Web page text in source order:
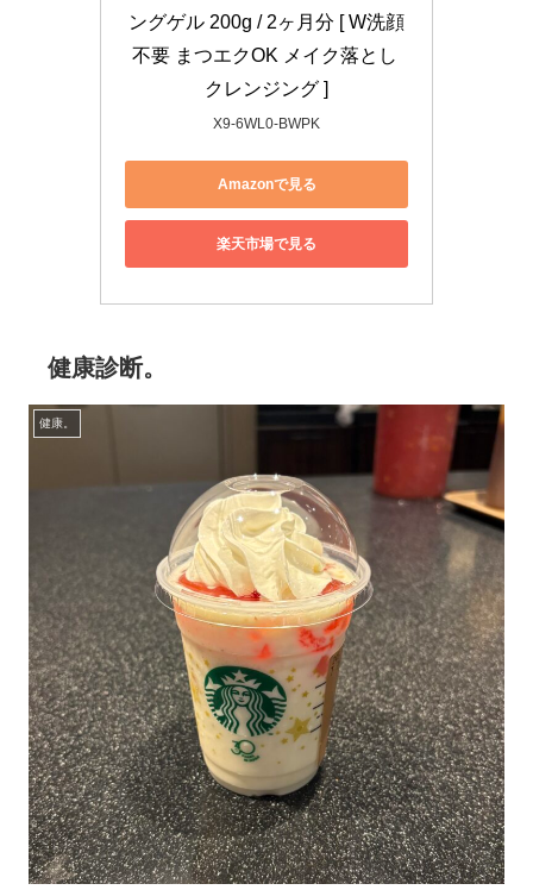
ングゲル 200g / 2ヶ月分 [ W洗顔
不要 まつエクOK メイク落とし
クレンジング ]
X9-6WL0-BWPK
Amazonで見る
楽天市場で見る
健康診断。
健康。